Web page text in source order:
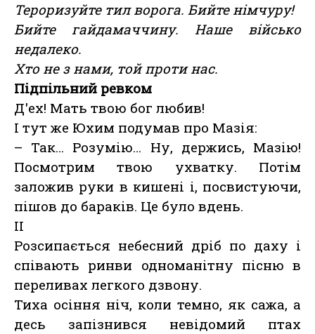
Тероризуйте тил ворога. Бийте німчуру!
Бийте гайдамаччину. Наше військо
недалеко.
Хто не з нами, той проти нас.
Підпільний ревком
Д'ех! Мать твою бог любив!
І тут же Юхим подумав про Мазія:
– Так… Розумію… Ну, держись, Мазію!
Посмотрим твою ухватку. Потім
заложив руки в кишені і, посвистуючи,
пішов до бараків. Це було вдень.
II
Розсипається небесний дріб по даху і
співають ринви одноманітну пісню в
переливах легкого дзвону.
Тиха осіння ніч, коли темно, як сажа, а
десь запізнився невідомий птах